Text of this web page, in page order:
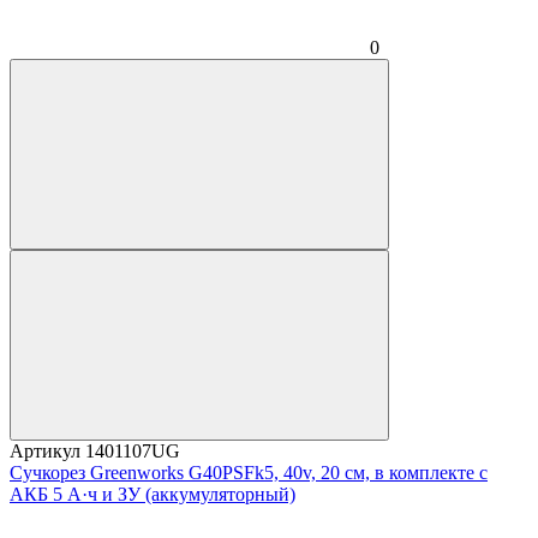
0
Артикул 1401107UG
Сучкорез Greenworks G40PSFk5, 40v, 20 см, в комплекте с
АКБ 5 А·ч и ЗУ (аккумуляторный)